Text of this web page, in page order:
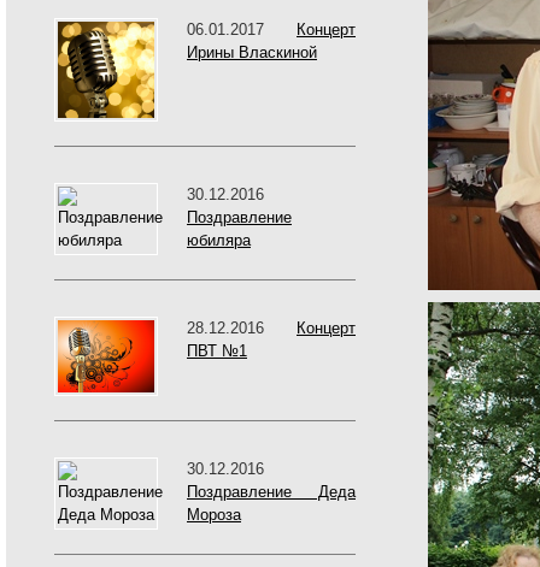
06.01.2017
Концерт
Ирины Власкиной
30.12.2016
Поздравление
юбиляра
28.12.2016
Концерт
ПВТ №1
30.12.2016
Поздравление Деда
Мороза